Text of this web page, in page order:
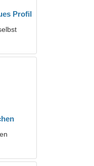
Profil